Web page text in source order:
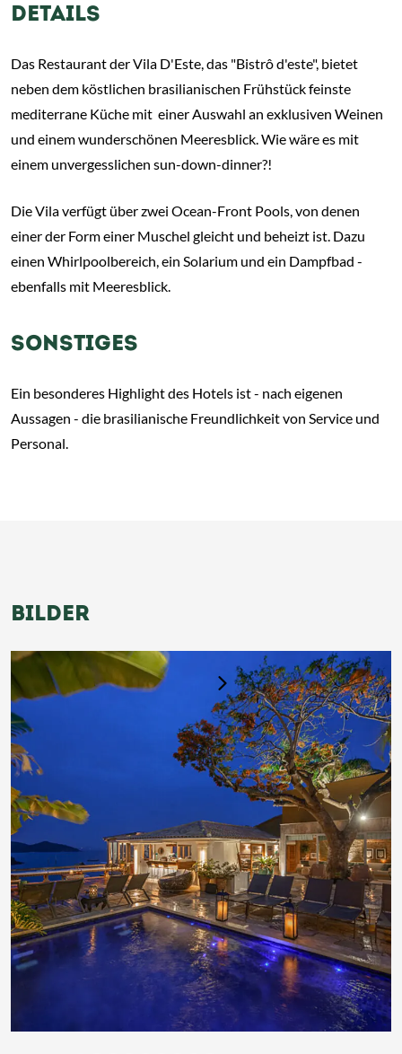
DETAILS
Das Restaurant der Vila D'Este, das "Bistrô d'este", bietet
neben dem köstlichen brasilianischen Frühstück feinste
mediterrane Küche mit einer Auswahl an exklusiven Weinen
und einem wunderschönen Meeresblick. Wie wäre es mit
einem unvergesslichen sun-down-dinner?!
Die Vila verfügt über zwei Ocean-Front Pools, von denen
einer der Form einer Muschel gleicht und beheizt ist. Dazu
einen Whirlpoolbereich, ein Solarium und ein Dampfbad -
ebenfalls mit Meeresblick.
SONSTIGES
Ein besonderes Highlight des Hotels ist - nach eigenen
Aussagen - die brasilianische Freundlichkeit von Service und
Personal.
BILDER